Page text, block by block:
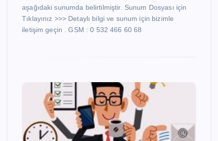
aşağıdaki sunumda belirtilmiştir. Sunum Dosyası için
Tıklayınız >>> Detaylı bilgi ve sunum için bizimle
iletişim geçin . GSM : 0 532 466 60 68